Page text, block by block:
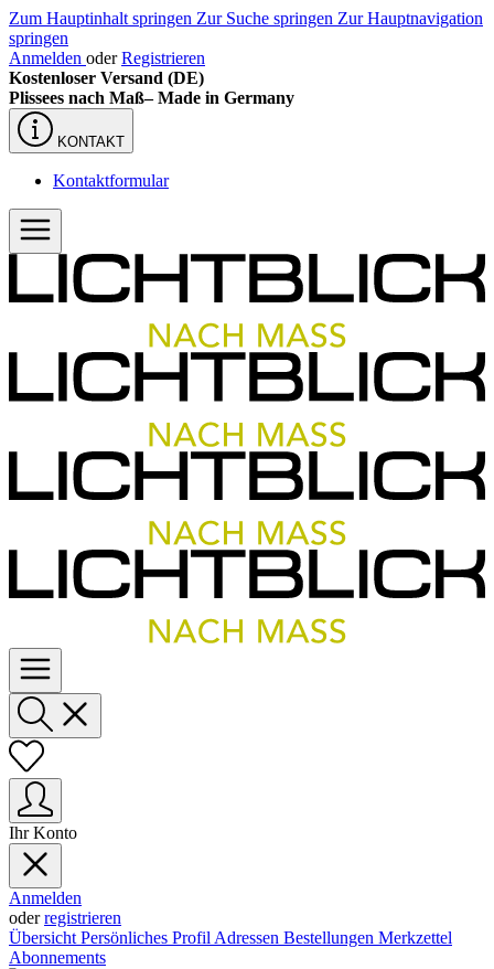
Zum Hauptinhalt springen Zur Suche springen Zur Hauptnavigation
springen
Anmelden oder Registrieren
Kostenloser Versand (DE)
Plissees nach Maß–Made in Germany
KONTAKT
Kontaktformular
Ihr Konto
Anmelden
oderregistrieren
Übersicht Persönliches Profil Adressen Bestellungen Merkzettel
Abonnements